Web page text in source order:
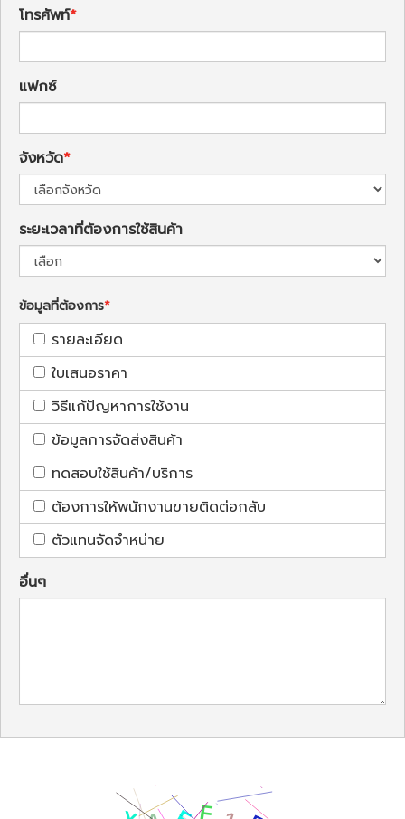
โทรศัพท์
แฟกซ์
จังหวัด
ระยะเวลาที่ต้องการใช้สินค้า
ข้อมูลที่ต้องการ
รายละเอียด
ใบเสนอราคา
วิธีแก้ปัญหาการใช้งาน
ข้อมูลการจัดส่งสินค้า
ทดสอบใช้สินค้า/บริการ
ต้องการให้พนักงานขายติดต่อกลับ
ตัวแทนจัดจำหน่าย
อื่นๆ